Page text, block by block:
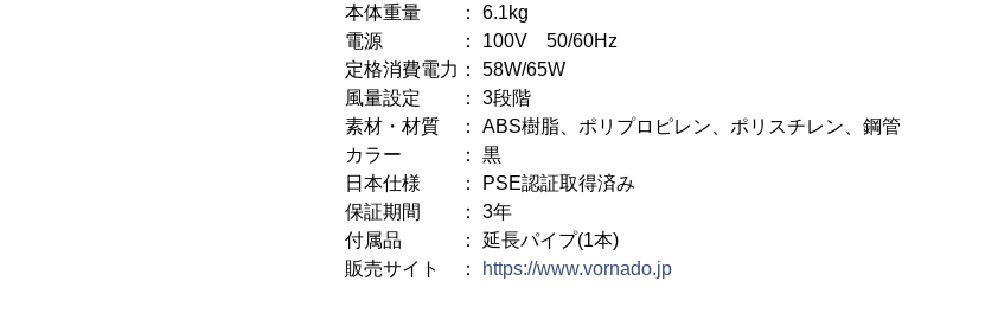
本体重量 ： 6.1kg
電源 ： 100V 50/60Hz
定格消費電力： 58W/65W
風量設定 ： 3段階
素材・材質 ： ABS樹脂、ポリプロピレン、ポリスチレン、鋼管
カラー ： 黒
日本仕様 ： PSE認証取得済み
保証期間 ： 3年
付属品 ： 延長パイプ(1本)
販売サイト ：
https://www.vornado.jp